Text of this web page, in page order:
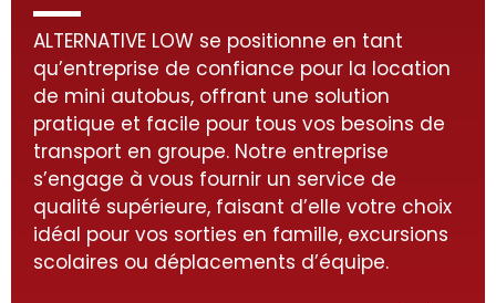
ALTERNATIVE LOW se positionne en tant
qu’entreprise de confiance pour la location
de mini autobus, offrant une solution
pratique et facile pour tous vos besoins de
transport en groupe. Notre entreprise
s’engage à vous fournir un service de
qualité supérieure, faisant d’elle votre choix
idéal pour vos sorties en famille, excursions
scolaires ou déplacements d’équipe.